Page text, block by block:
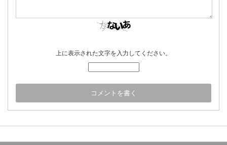
上に表示された文字を入力してください。